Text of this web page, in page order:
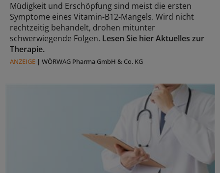
Müdigkeit und Erschöpfung sind meist die ersten
Symptome eines Vitamin-B12-Mangels. Wird nicht
rechtzeitig behandelt, drohen mitunter
schwerwiegende Folgen. Lesen Sie hier Aktuelles zur
Therapie.
ANZEIGE | WÖRWAG Pharma GmbH & Co. KG